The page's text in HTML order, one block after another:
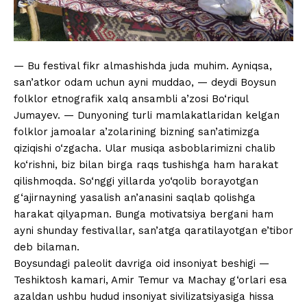
— Bu festival fikr almashishda juda muhim. Ayniqsa,
san’atkor odam uchun ayni muddao, — deydi Boysun
folklor etnografik xalq ansambli a’zosi Bo‘riqul
Jumayev. — Dunyoning turli mamlakatlaridan kelgan
folklor jamoalar a’zolarining bizning san’atimizga
qiziqishi o‘zgacha. Ular musiqa asboblarimizni chalib
ko‘rishni, biz bilan birga raqs tushishga ham harakat
qilishmoqda. So‘nggi yillarda yo‘qolib borayotgan
g‘ajirnayning yasalish an’anasini saqlab qolishga
harakat qilyapman. Bunga motivatsiya bergani ham
ayni shunday festivallar, san’atga qaratilayotgan e’tibor
deb bilaman.
Boysundagi paleolit davriga oid insoniyat beshigi —
Teshiktosh kamari, Amir Temur va Machay g‘orlari esa
azaldan ushbu hudud insoniyat sivilizatsiyasiga hissa